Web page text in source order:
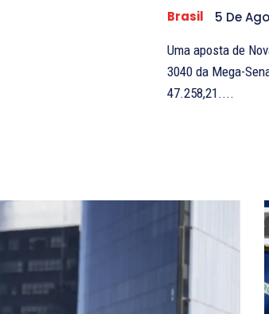
Brasil 5 De
Uma aposta de
3040 da Mega-
47.258,21....